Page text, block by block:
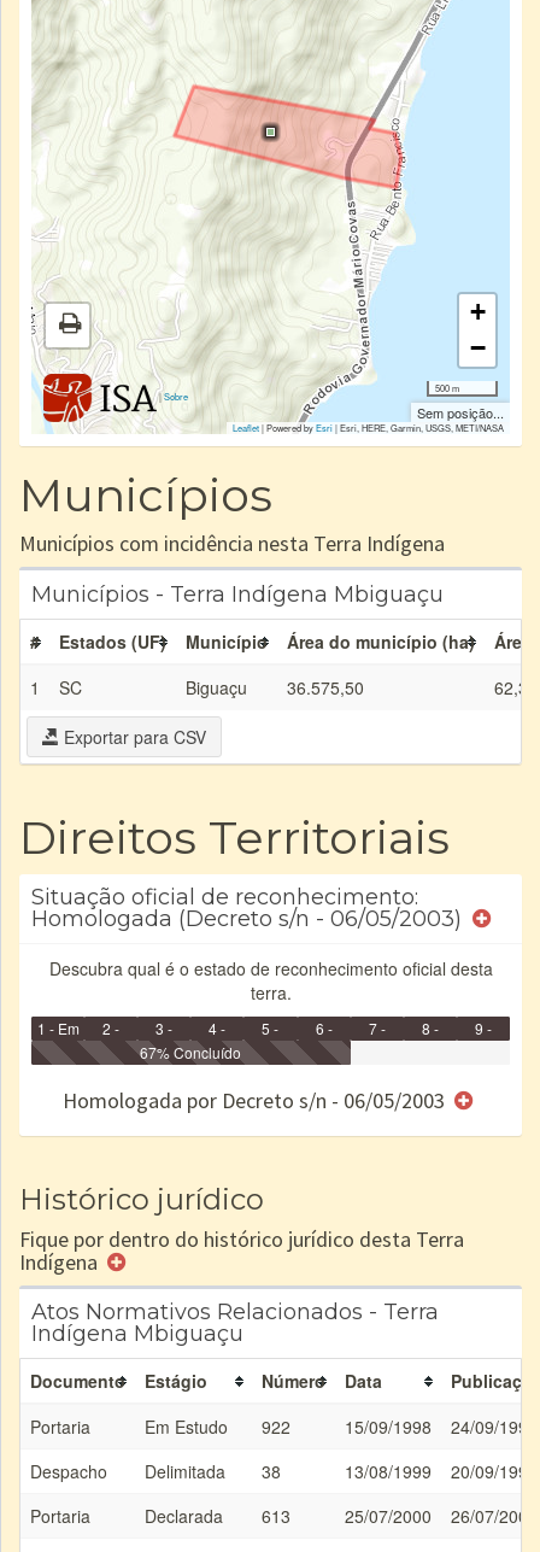
|Sobre
+
−
500 m
Sem posição...
Leaflet| Powered byEsri|Esri, HERE, Garmin, USGS, METI/NASA
Municípios
Municípios com incidência nesta Terra Indígena
Municípios - Terra Indígena Mbiguaçu
# Estados (UF) Município Área do município (ha)
Área
1
SC Biguaçu 36.575,50 62,32
Exportar para CSV
Direitos Territoriais
Situação oficial de reconhecimento:
Homologada (Decreto s/n - 06/05/2003)
Descubra qual é o estado de reconhecimento oficial desta
terra.
1 - Em
Identificação
2 -
Identificada
3 -
Declarada
4 -
Reservada
5 -
Homologada
6 -
Registrada
e/ou
7 -
Restrição
8 -
9 -
67% Concluído
Homologada por Decreto s/n - 06/05/2003
Histórico jurídico
Fique por dentro do histórico jurídico desta Terra
Indígena
Atos Normativos Relacionados - Terra
Indígena Mbiguaçu
Documento Estágio Número Data
Portaria
Em Estudo 922 15/09/1998
24/09/1998
Despacho
Delimitada 38 13/08/1999
20/09/1999
Portaria
Declarada 613 25/07/2000
26/07/2000